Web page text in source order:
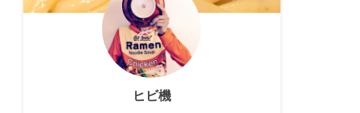
ヒビ機